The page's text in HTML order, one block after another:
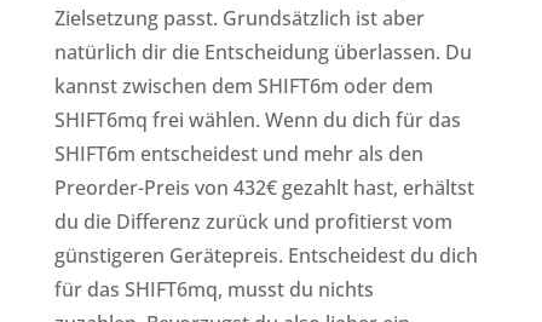
Zielsetzung passt. Grundsätzlich ist aber
natürlich dir die Entscheidung überlassen. Du
kannst zwischen dem SHIFT6m oder dem
SHIFT6mq frei wählen. Wenn du dich für das
SHIFT6m entscheidest und mehr als den
Preorder-Preis von 432€ gezahlt hast, erhältst
du die Differenz zurück und profitierst vom
günstigeren Gerätepreis. Entscheidest du dich
für das SHIFT6mq, musst du nichts